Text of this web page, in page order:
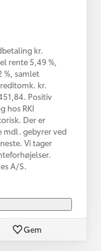
kr.
rente 5,49 %,
%, samlet
kr.
Positiv
hos RKI
Der er
mdl. gebyrer ved
Vi tager
A/S.
Gem